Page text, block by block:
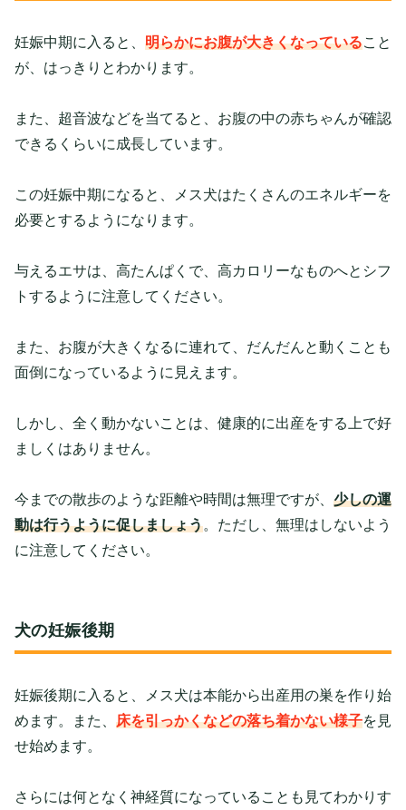
妊娠中期に入ると、 明らかにお腹が大きくなっていること
が、はっきりとわかります。
また、超音波などを当てると、お腹の中の赤ちゃんが確認
できるくらいに成長しています。
この妊娠中期になると、メス犬はたくさんのエネルギーを
必要とするようになります。
与えるエサは、高たんぱくで、高カロリーなものへとシフ
トするように注意してください。
また、お腹が大きくなるに連れて、だんだんと動くことも
面倒になっているように見えます。
しかし、全く動かないことは、健康的に出産をする上で好
ましくはありません。
今までの散歩のような距離や時間は無理ですが、 少しの運
動は行うように促しましょう。ただし、無理はしないよう
に注意してください。
犬の妊娠後期
妊娠後期に入ると、メス犬は本能から出産用の巣を作り始
めます。また、 床を引っかくなどの落ち着かない様子を見
せ始めます。
さらには何となく神経質になっていることも見てわかりす